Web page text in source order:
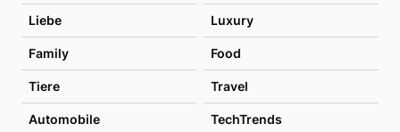
Liebe Luxury
Family Food
Tiere Travel
Automobile TechTrends